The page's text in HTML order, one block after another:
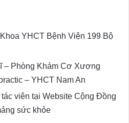
YHCT Bệnh Viện 199 Bộ
– Phòng Khám Cơ Xương
– YHCT Nam An
viên tại Website Cộng Đồng
sức khỏe